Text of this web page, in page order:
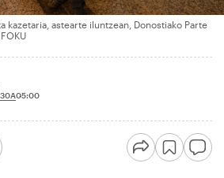
kazetaria, astearte iluntzean, Donostiako Parte
30A05:00